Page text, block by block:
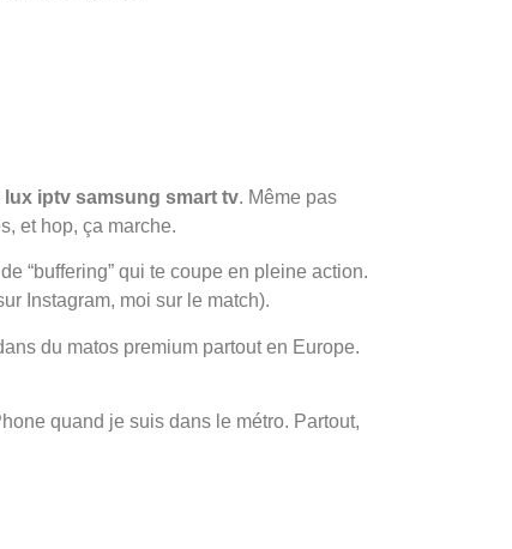
lux iptv samsung smart tv. Même pas
et hop, ça marche.
“buffering” qui te coupe en pleine action.
Instagram, moi sur le match).
du matos premium partout en Europe.
quand je suis dans le métro. Partout,